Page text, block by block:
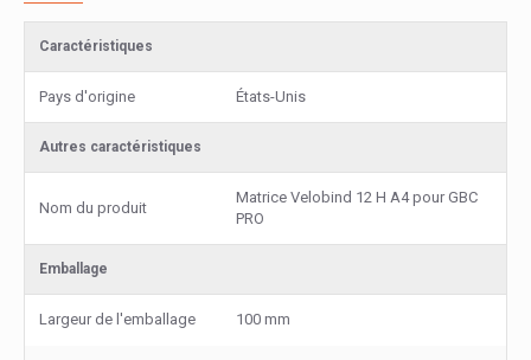
Caractéristiques
Pays d'origine États-Unis
Autres caractéristiques
Nom du produit
Matrice Velobind 12 H A4 pour GBC
PRO
Emballage
Largeur de l'emballage 100 mm